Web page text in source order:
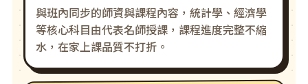
與班內同步的師資與課程內容，統計學、經濟學
等核心科目由代表名師授課，課程進度完整不縮
水，在家上課品質不打折。